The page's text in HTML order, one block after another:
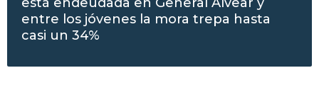
entre los jóvenes la mora trepa hasta
casi un 34%